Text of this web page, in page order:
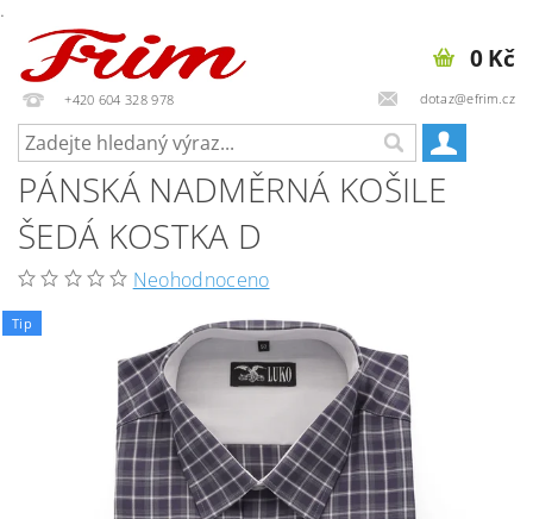
.
+420 604 328 978 dotaz@efrim.cz
0 Kč
PÁNSKÁ NADMĚRNÁ KOŠILE
ŠEDÁ KOSTKA D
Neohodnoceno
Tip